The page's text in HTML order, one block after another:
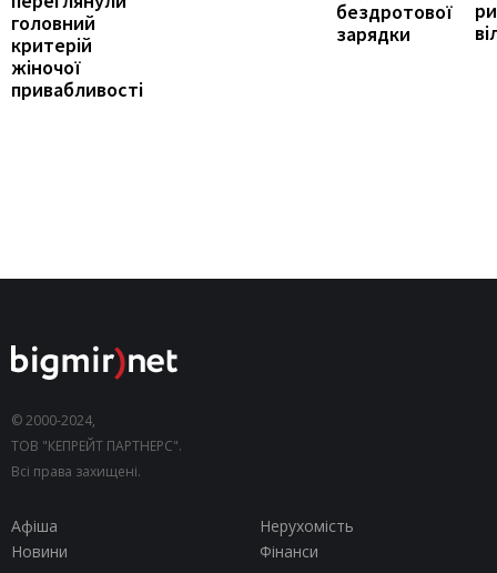
головний
критерій
жіночої
привабливості
бездротової
зарядки
© 2000-2024,
ТОВ "КЕПРЕЙТ ПАРТНЕРС".
Всі права захищені.
Афіша
Нерухомість
Новини
Фінанси